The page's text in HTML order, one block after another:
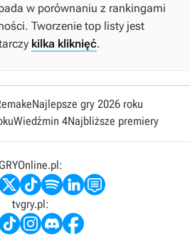
w porównaniu z rankingami
Tworzenie top listy jest
kilka kliknięć.
Najlepsze gry 2026 roku
Wiedźmin 4Najbliższe premiery
tvgry.pl: